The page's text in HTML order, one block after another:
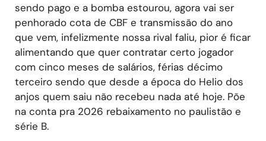
sendo pago e a bomba estourou, agora vai ser
penhorado cota de CBF e transmissão do ano
que vem, infelizmente nossa rival faliu, pior é ficar
alimentando que quer contratar certo jogador
com cinco meses de salários, férias décimo
terceiro sendo que desde a época do Helio dos
anjos quem saiu não recebeu nada até hoje. Põe
na conta pra 2026 rebaixamento no paulistão e
série B.